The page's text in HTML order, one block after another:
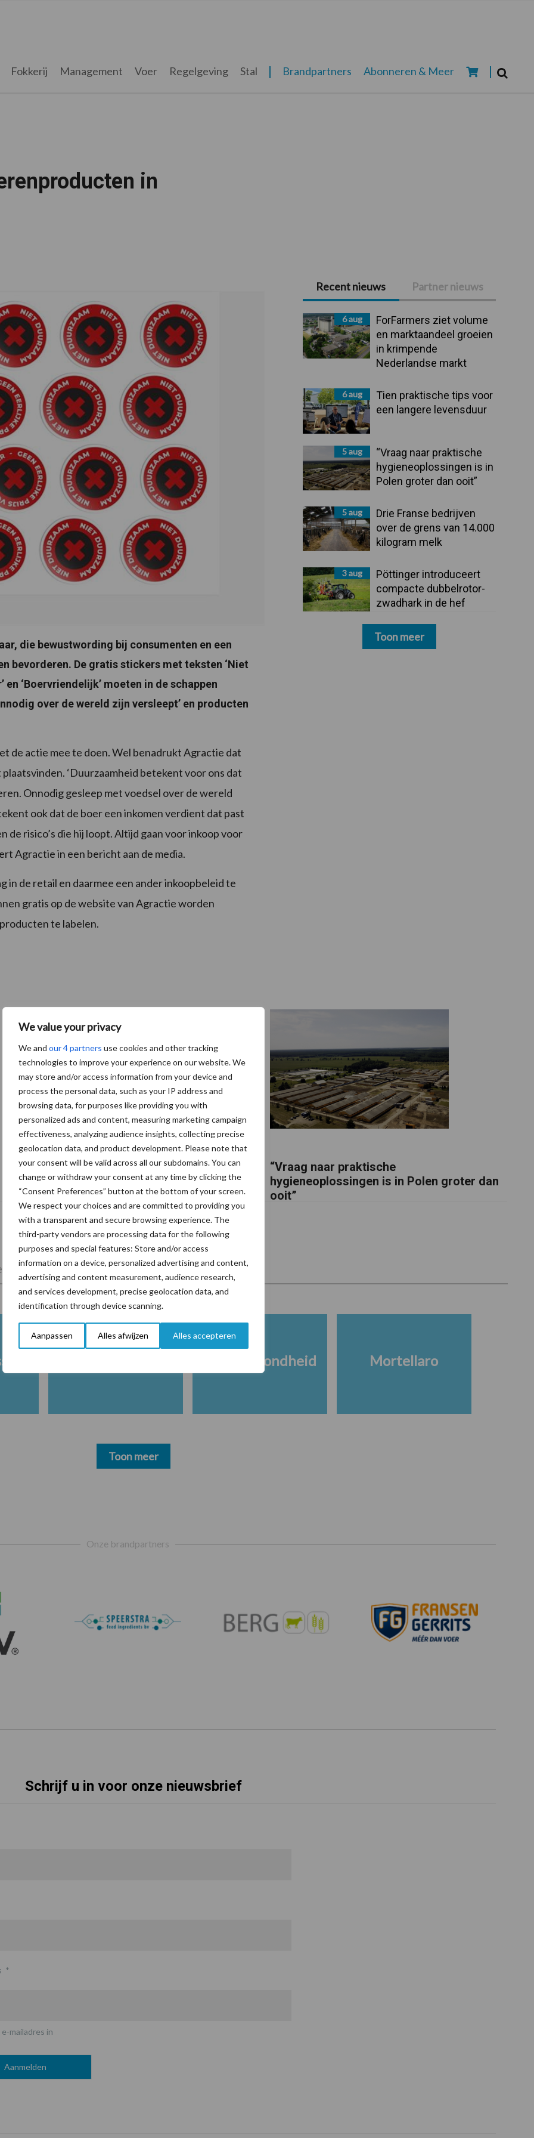
We value your privacy
We and our 4 partners use cookies and other tracking
technologies to improve your experience on our website. We
may store and/or access information from your device and
process the personal data, such as your IP address and
browsing data, for purposes like providing you with
personalized ads and content, measuring marketing campaign
effectiveness, analyzing audience insights, collecting precise
geolocation data, and product development. Please note that
your consent will be valid across all our subdomains. You can
change or withdraw your consent at any time by clicking the
“Consent Preferences” button at the bottom of your screen.
We respect your choices and are committed to providing you
with a transparent and secure browsing experience. The
third-party vendors are processing data for the following
purposes and special features: Store and/or access
information on a device, personalized advertising and content,
advertising and content measurement, audience research,
and services development, precise geolocation data, and
identification through device scanning.
Aanpassen Alles afwijzen Alles accepteren
Fokkerij Management Voer Regelgeving Stal Brandpartners Abonneren & Meer
in
die bewustwording bij consumenten en een
bevorderen. De gratis stickers met teksten ‘Niet
en ‘Boervriendelijk’ moeten in de schappen
over de wereld zijn versleept’ en producten
de actie mee te doen. Wel benadrukt Agractie dat
‘Duurzaamheid betekent voor ons dat
Onnodig gesleep met voedsel over de wereld
ook dat de boer een inkomen verdient dat past
de risico’s die hij loopt. Altijd gaan voor inkoop voor
Agractie in een bericht aan de media.
de retail en daarmee een ander inkoopbeleid te
gratis op de website van Agractie worden
te labelen.
Primaire
Sidebar
Recent nieuws Partner nieuws
6 aug
ForFarmers ziet volume
en marktaandeel groeien
in krimpende
Nederlandse markt
6 aug
Tien praktische tips voor
een langere levensduur
5 aug
“Vraag naar praktische
hygieneoplossingen is in
Polen groter dan ooit”
5 aug
Drie Franse bedrijven
over de grens van 14.000
kilogram melk
3 aug
Pöttinger introduceert
compacte dubbelrotor-
zwadhark in de hef
Toon meer
Tien praktische tips voor een langere
levensduur
“Vraag naar praktische
hygieneoplossingen is in Polen groter dan
ooit”
Veevoer Wet en regelgeving
Klauwgezondheid Mortellaro
Toon meer
Onze brandpartners
Schrijf u in voor onze nieuwsbrief
*
mailadres in